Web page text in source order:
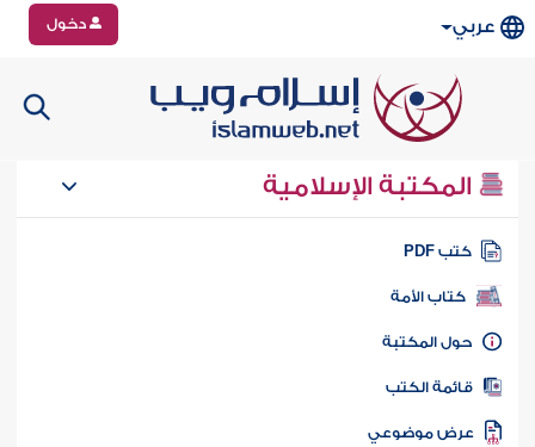
عربي دخول
المكتبة الإسلامية
كتب PDF
كتاب الأمة
المكتبة
الكتب